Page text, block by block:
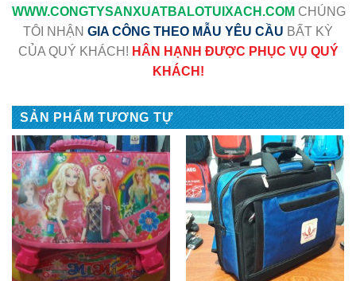
WWW.CONGTYSANXUATBALOTUIXACH.COM CHÚNG
TÔI NHẬN GIA CÔNG THEO MẪU YÊU CẦU BẤT KỲ
CỦA QUÝ KHÁCH! HÂN HẠNH ĐƯỢC PHỤC VỤ QUÝ
KHÁCH!
SẢN PHẨM TƯƠNG TỰ